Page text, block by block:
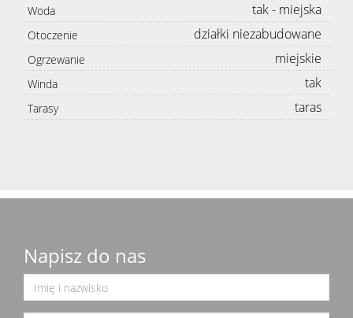
Woda tak - miejska
Otoczenie działki niezabudowane
Ogrzewanie miejskie
Winda tak
Tarasy taras
Napisz do nas